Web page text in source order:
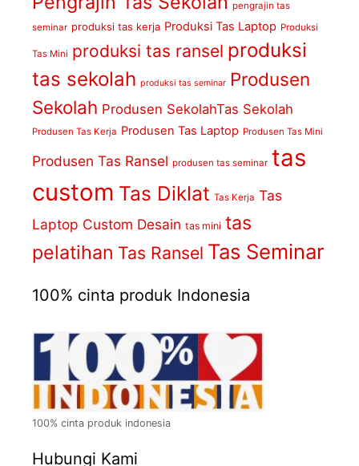
pengrajin tas
seminar produksi tas kerja Produksi Tas Laptop Produksi
Tas Mini produksi tas ransel produksi
tas sekolah produksi tas seminar Produsen
Sekolah Produsen SekolahTas Sekolah
Produsen Tas Kerja Produsen Tas Laptop Produsen Tas Mini
Produsen Tas Ransel produsen tas seminar tas
custom Tas Diklat Tas Kerja Tas
Laptop Custom Desain tas mini tas
pelatihan Tas Ransel Tas Seminar
100% cinta produk Indonesia
100% cinta produk indonesia
Hubungi Kami